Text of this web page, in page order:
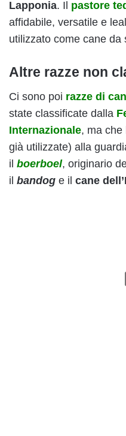
Lapponia. Il pastore
affidabile, versatile e
utilizzato come cane da
Altre razze non
Ci sono poi razze di
state classificate dalla
Internazionale, ma che
già utilizzate) alla
il boerboel, originario
il bandog e il cane